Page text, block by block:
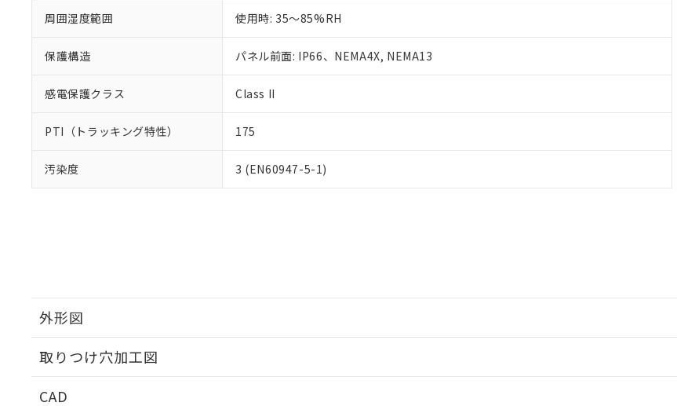
周囲湿度範囲 使用時: 35～85%RH
保護構造 パネル前面: IP66、NEMA4X, NEMA13
感電保護クラス Class II
PTI（トラッキング特性） 175
汚染度 3 (EN60947-5-1)
外形図
取りつけ穴加工図
CAD